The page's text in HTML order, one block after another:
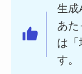
生成
あた
は「
す。